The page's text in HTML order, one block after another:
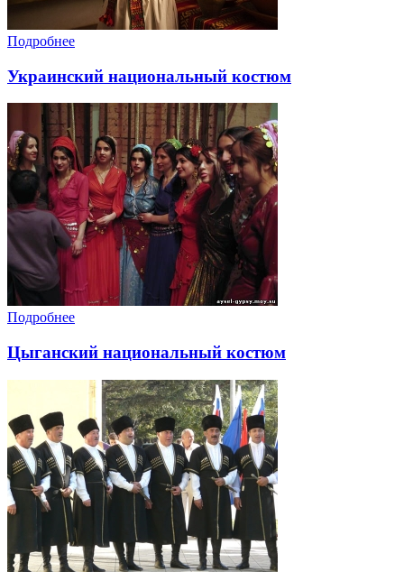
Подробнее
Украинский национальный костюм
Подробнее
Цыганский национальный костюм